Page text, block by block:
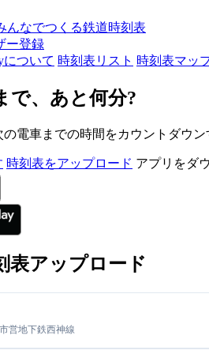
んなでつくる鉄道時刻表
ー登録
について 時刻表リスト 時刻表マッ
で、あと何分?
電車までの時間をカウントダウ
時刻表をアップロード アプリをダ
表アップロード
営地下鉄西神線